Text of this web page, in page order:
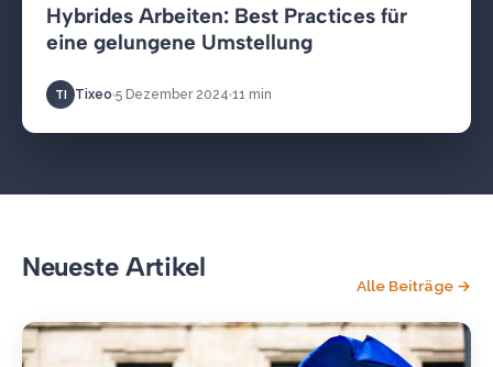
Hybrides Arbeiten: Best Practices für
eine gelungene Umstellung
TI Tixeo 5 Dezember 2024 11 min
Neueste Artikel
Alle Beiträge →